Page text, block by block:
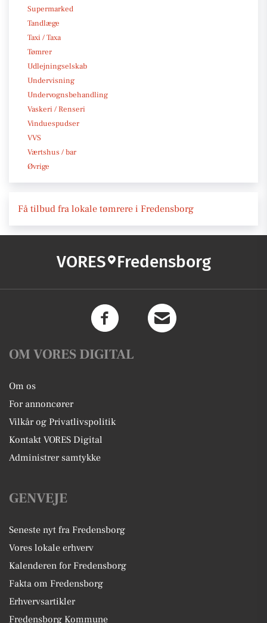
Supermarked
Tandlæge
Taxi / Taxa
Tømrer
Udlejningselskab
Undervisning
Undervognsbehandling
Vaskeri / Renseri
Vinduespudser
VVS
Værtshus / bar
Øvrige
Få tilbud fra lokale tømrere i Fredensborg
VORES Fredensborg
OM VORES DIGITAL
Om os
For annoncører
Vilkår og Privatlivspolitik
Kontakt VORES Digital
Administrer samtykke
GENVEJE
Seneste nyt fra Fredensborg
Vores lokale erhverv
Kalenderen for Fredensborg
Fakta om Fredensborg
Erhvervsartikler
Fredensborg Kommune